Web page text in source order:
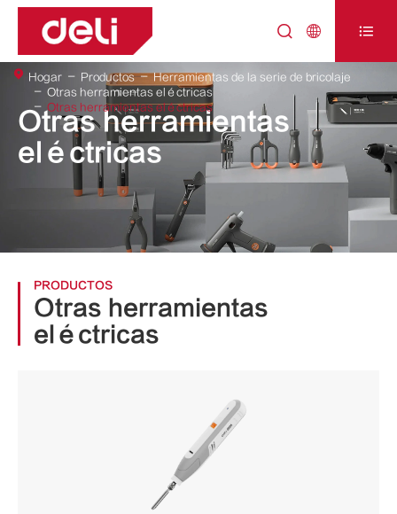
  
Otras herramientas
eléctricas
Hogar Productos
Herramientas de la serie de bricolaje
Otras herramientas eléctricas
Otras herramientas eléctricas
PRODUCTOS
Otras herramientas
eléctricas